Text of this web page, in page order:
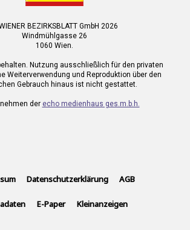
BEZIRKSBLATT GmbH 2026
Windmühlgasse 26
1060 Wien.
Nutzung ausschließlich für den privaten
Weiterverwendung und Reproduktion über den
Gebrauch hinaus ist nicht gestattet.
der echo medienhaus ges.m.b.h.
Datenschutzerklärung AGB
E-Paper Kleinanzeigen